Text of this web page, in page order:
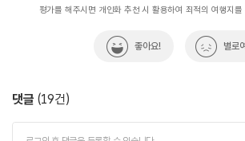
평가를 해주시면 개인화 추천 시 활용하여 최적의 여행지
좋아요! 별로
댓글 (19건)